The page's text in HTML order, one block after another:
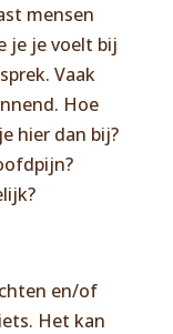
mensen
je je voelt bij
Vaak
Hoe
hier dan bij?
en/of
Het kan